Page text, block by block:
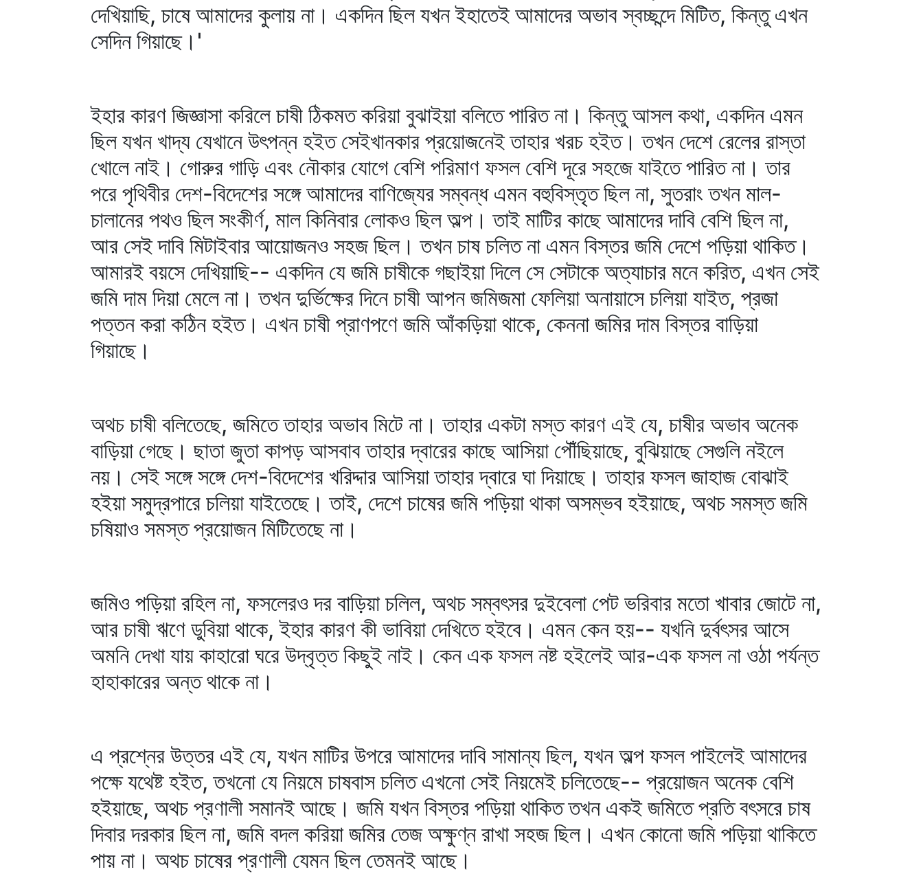
দেখিয়াছি, চাষে আমাদের কুলায় না। একদিন ছিল যখন ইহাতেই আমাদের অভাব স্বচ্ছন্দে মিটিত, কিন্তু এখন
সেদিন গিয়াছে।'
ইহার কারণ জিজ্ঞাসা করিলে চাষী ঠিকমত করিয়া বুঝাইয়া বলিতে পারিত না। কিন্তু আসল কথা, একদিন এমন
ছিল যখন খাদ্য যেখানে উৎপন্ন হইত সেইখানকার প্রয়োজনেই তাহার খরচ হইত। তখন দেশে রেলের রাস্তা
খোলে নাই। গোরুর গাড়ি এবং নৌকার যোগে বেশি পরিমাণ ফসল বেশি দূরে সহজে যাইতে পারিত না। তার
পরে পৃথিবীর দেশ-বিদেশের সঙ্গে আমাদের বাণিজ্যের সম্বন্ধ এমন বহুবিস্তৃত ছিল না, সুতরাং তখন মাল-
চালানের পথও ছিল সংকীর্ণ, মাল কিনিবার লোকও ছিল অল্প। তাই মাটির কাছে আমাদের দাবি বেশি ছিল না,
আর সেই দাবি মিটাইবার আয়োজনও সহজ ছিল। তখন চাষ চলিত না এমন বিস্তর জমি দেশে পড়িয়া থাকিত।
আমারই বয়সে দেখিয়াছি-- একদিন যে জমি চাষীকে গছাইয়া দিলে সে সেটাকে অত্যাচার মনে করিত, এখন সেই
জমি দাম দিয়া মেলে না। তখন দুর্ভিক্ষের দিনে চাষী আপন জমিজমা ফেলিয়া অনায়াসে চলিয়া যাইত, প্রজা
পত্তন করা কঠিন হইত। এখন চাষী প্রাণপণে জমি আঁকড়িয়া থাকে, কেননা জমির দাম বিস্তর বাড়িয়া
গিয়াছে।
অথচ চাষী বলিতেছে, জমিতে তাহার অভাব মিটে না। তাহার একটা মস্ত কারণ এই যে, চাষীর অভাব অনেক
বাড়িয়া গেছে। ছাতা জুতা কাপড় আসবাব তাহার দ্বারের কাছে আসিয়া পৌঁছিয়াছে, বুঝিয়াছে সেগুলি নইলে
নয়। সেই সঙ্গে সঙ্গে দেশ-বিদেশের খরিদ্দার আসিয়া তাহার দ্বারে ঘা দিয়াছে। তাহার ফসল জাহাজ বোঝাই
হইয়া সমুদ্রপারে চলিয়া যাইতেছে। তাই, দেশে চাষের জমি পড়িয়া থাকা অসম্ভব হইয়াছে, অথচ সমস্ত জমি
চষিয়াও সমস্ত প্রয়োজন মিটিতেছে না।
জমিও পড়িয়া রহিল না, ফসলেরও দর বাড়িয়া চলিল, অথচ সম্বৎসর দুইবেলা পেট ভরিবার মতো খাবার জোটে না,
আর চাষী ঋণে ডুবিয়া থাকে, ইহার কারণ কী ভাবিয়া দেখিতে হইবে। এমন কেন হয়-- যখনি দুর্বৎসর আসে
অমনি দেখা যায় কাহারো ঘরে উদ্‌বৃত্ত কিছুই নাই। কেন এক ফসল নষ্ট হইলেই আর-এক ফসল না ওঠা পর্যন্ত
হাহাকারের অন্ত থাকে না।
এ প্রশ্নের উত্তর এই যে, যখন মাটির উপরে আমাদের দাবি সামান্য ছিল, যখন অল্প ফসল পাইলেই আমাদের
পক্ষে যথেষ্ট হইত, তখনো যে নিয়মে চাষবাস চলিত এখনো সেই নিয়মেই চলিতেছে-- প্রয়োজন অনেক বেশি
হইয়াছে, অথচ প্রণালী সমানই আছে। জমি যখন বিস্তর পড়িয়া থাকিত তখন একই জমিতে প্রতি বৎসরে চাষ
দিবার দরকার ছিল না, জমি বদল করিয়া জমির তেজ অক্ষুণ্ন রাখা সহজ ছিল। এখন কোনো জমি পড়িয়া থাকিতে
পায় না। অথচ চাষের প্রণালী যেমন ছিল তেমনই আছে।